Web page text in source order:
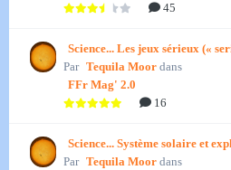
45
Science... Les jeux sérieux («
Par Tequila Moor dans
FFr Mag' 2.0
16
Science... Système solaire et
Par Tequila Moor dans